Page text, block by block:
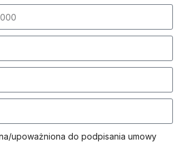
upoważniona do podpisania umowy